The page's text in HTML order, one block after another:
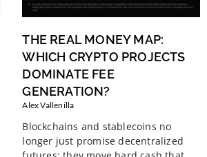
THE REAL MONEY MAP:
WHICH CRYPTO PROJECTS
DOMINATE FEE
GENERATION?
Alex Vallenilla
Blockchains and stablecoins no
longer just promise decentralized